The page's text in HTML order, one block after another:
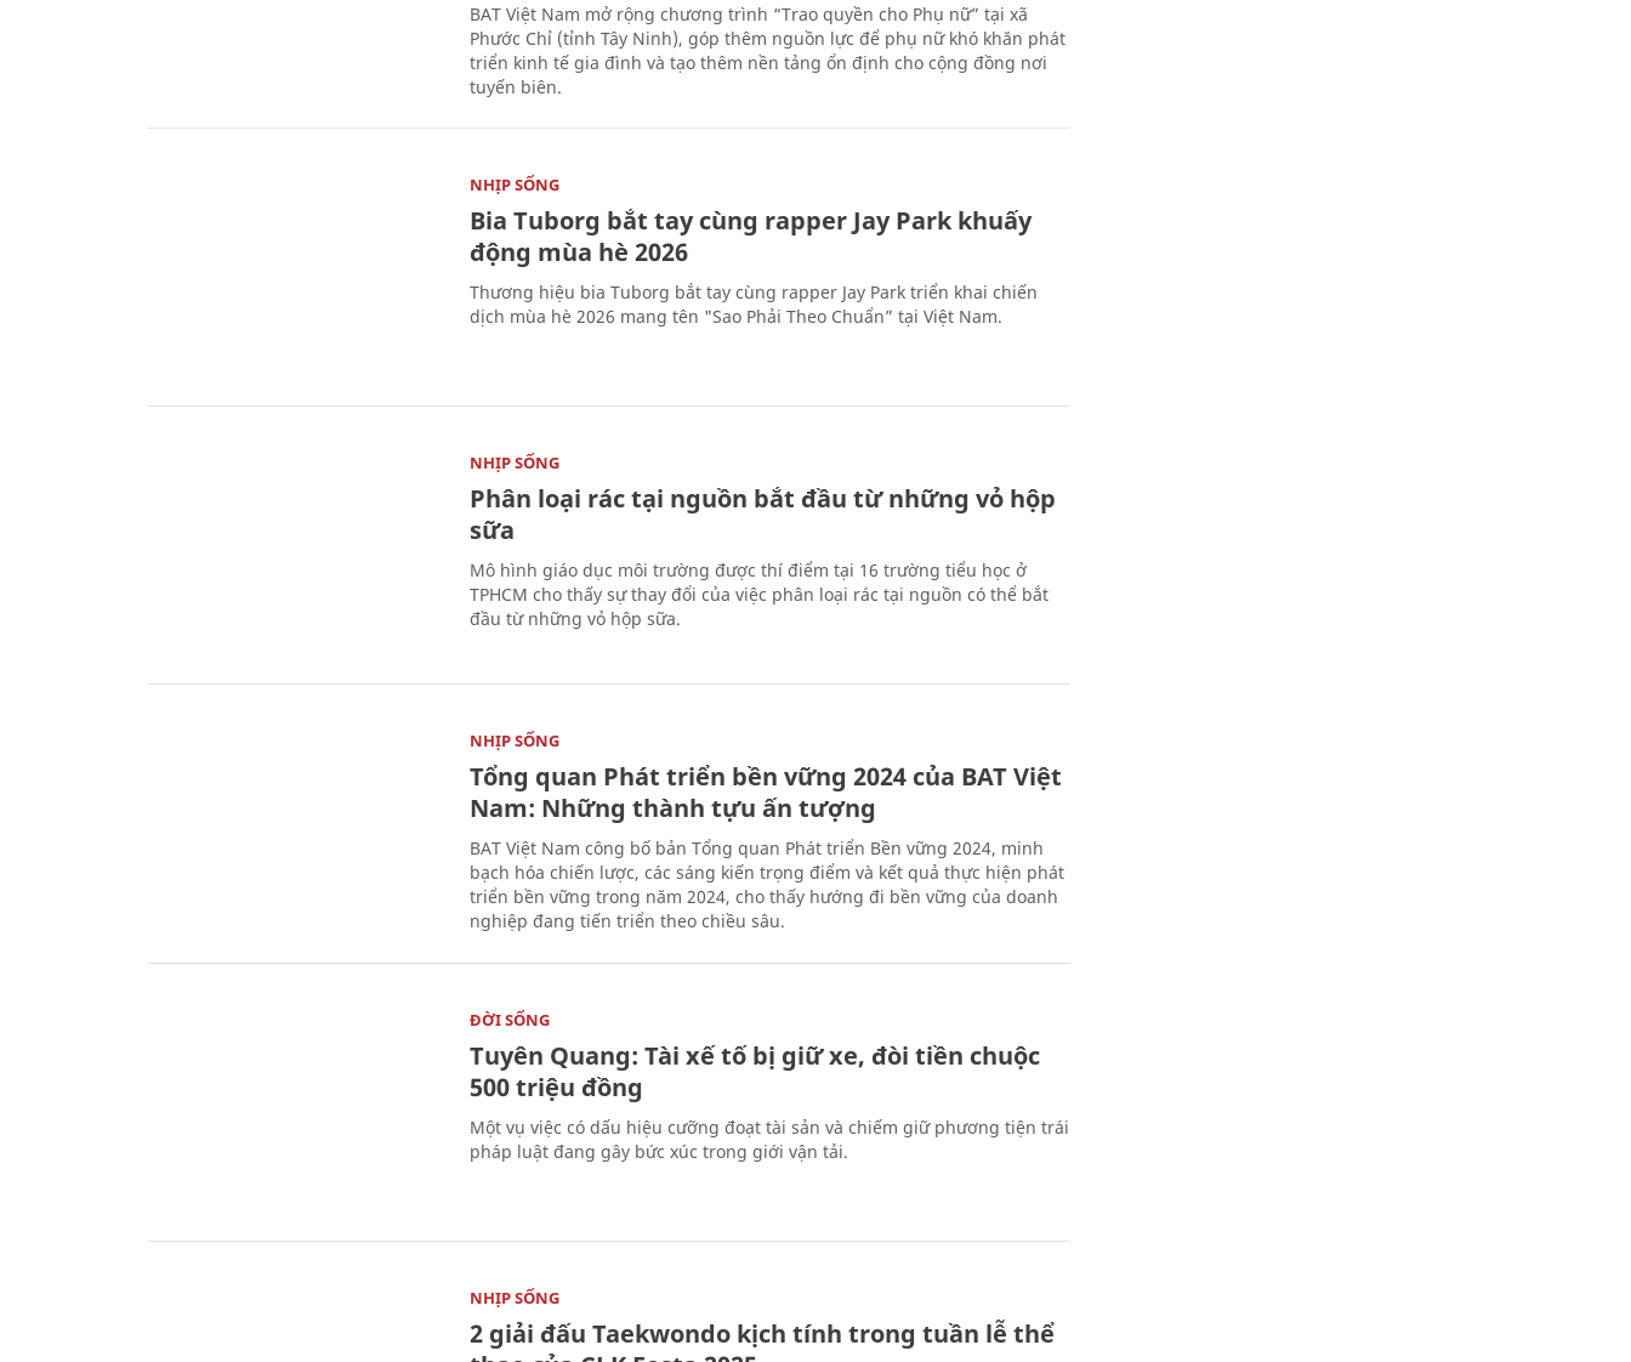
BAT Việt Nam mở rộng chương trình “Trao quyền cho Phụ nữ” tại xã
Phước Chỉ (tỉnh Tây Ninh), góp thêm nguồn lực để phụ nữ khó khăn phát
triển kinh tế gia đình và tạo thêm nền tảng ổn định cho cộng đồng nơi
tuyến biên.
NHỊP SỐNG
Bia Tuborg bắt tay cùng rapper Jay Park khuấy
động mùa hè 2026
Thương hiệu bia Tuborg bắt tay cùng rapper Jay Park triển khai chiến
dịch mùa hè 2026 mang tên "Sao Phải Theo Chuẩn” tại Việt Nam.
NHỊP SỐNG
Phân loại rác tại nguồn bắt đầu từ những vỏ hộp
sữa
Mô hình giáo dục môi trường được thí điểm tại 16 trường tiểu học ở
TPHCM cho thấy sự thay đổi của việc phân loại rác tại nguồn có thể bắt
đầu từ những vỏ hộp sữa.
NHỊP SỐNG
Tổng quan Phát triển bền vững 2024 của BAT Việt
Nam: Những thành tựu ấn tượng
BAT Việt Nam công bố bản Tổng quan Phát triển Bền vững 2024, minh
bạch hóa chiến lược, các sáng kiến trọng điểm và kết quả thực hiện phát
triển bền vững trong năm 2024, cho thấy hướng đi bền vững của doanh
nghiệp đang tiến triển theo chiều sâu.
ĐỜI SỐNG
Tuyên Quang: Tài xế tố bị giữ xe, đòi tiền chuộc
500 triệu đồng
Một vụ việc có dấu hiệu cưỡng đoạt tài sản và chiếm giữ phương tiện trái
pháp luật đang gây bức xúc trong giới vận tải.
NHỊP SỐNG
2 giải đấu Taekwondo kịch tính trong tuần lễ thể